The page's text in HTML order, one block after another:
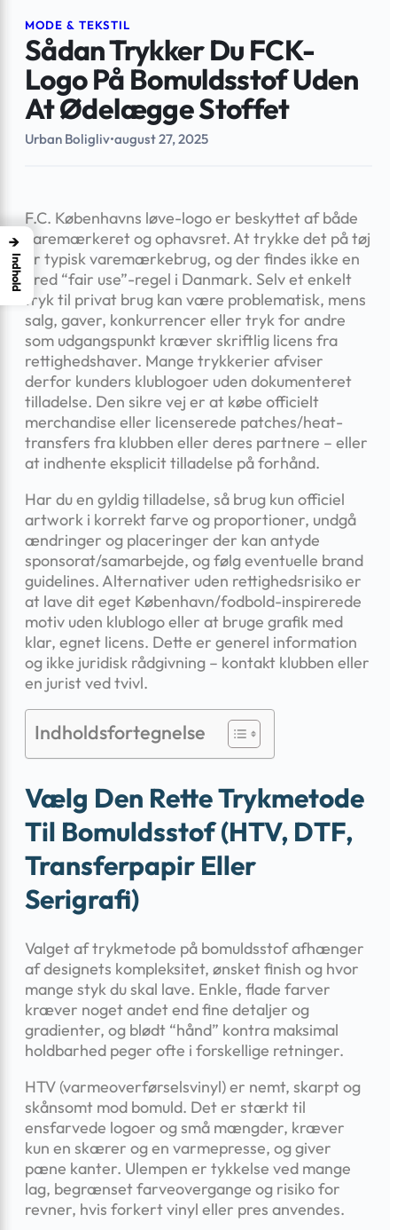
MODE & TEKSTIL
Sådan Trykker Du FCK-
Logo På Bomuldsstof Uden
At Ødelægge Stoffet
Urban Boligliv•august 27, 2025
F.C. Københavns løve-logo er beskyttet af både
varemærkeret og ophavsret. At trykke det på tøj
er typisk varemærkebrug, og der findes ikke en
bred “fair use”-regel i Danmark. Selv et enkelt
tryk til privat brug kan være problematisk, mens
salg, gaver, konkurrencer eller tryk for andre
som udgangspunkt kræver skriftlig licens fra
rettighedshaver. Mange trykkerier afviser
derfor kunders klublogoer uden dokumenteret
tilladelse. Den sikre vej er at købe officielt
merchandise eller licenserede patches/heat-
transfers fra klubben eller deres partnere – eller
at indhente eksplicit tilladelse på forhånd.
Har du en gyldig tilladelse, så brug kun officiel
artwork i korrekt farve og proportioner, undgå
ændringer og placeringer der kan antyde
sponsorat/samarbejde, og følg eventuelle brand
guidelines. Alternativer uden rettighedsrisiko er
at lave dit eget København/fodbold-inspirerede
motiv uden klublogo eller at bruge grafik med
klar, egnet licens. Dette er generel information
og ikke juridisk rådgivning – kontakt klubben eller
en jurist ved tvivl.
Indholdsfortegnelse
Vælg Den Rette Trykmetode
Til Bomuldsstof (HTV, DTF,
Transferpapir Eller
Serigrafi)
Valget af trykmetode på bomuldsstof afhænger
af designets kompleksitet, ønsket finish og hvor
mange styk du skal lave. Enkle, flade farver
kræver noget andet end fine detaljer og
gradienter, og blødt “hånd” kontra maksimal
holdbarhed peger ofte i forskellige retninger.
HTV (varmeoverførselsvinyl) er nemt, skarpt og
skånsomt mod bomuld. Det er stærkt til
ensfarvede logoer og små mængder, kræver
kun en skærer og en varmepresse, og giver
pæne kanter. Ulempen er tykkelse ved mange
lag, begrænset farveovergange og risiko for
revner, hvis forkert vinyl eller pres anvendes.
→
Indhold